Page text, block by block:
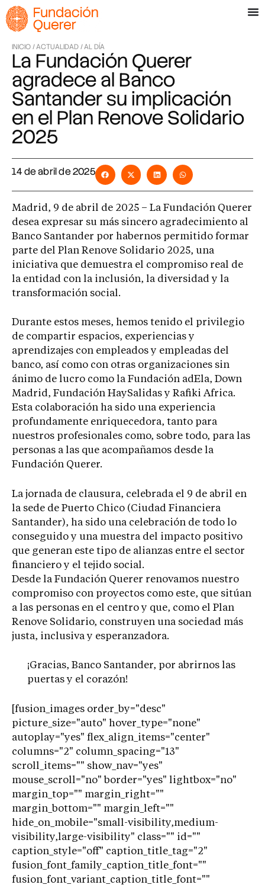
INICIO /ACTUALIDAD /AL DÍA
La Fundación Querer
agradece al Banco
Santander su implicación
en el Plan Renove Solidario
2025
14 de abril de 2025
Madrid, 9 de abril de 2025 – La Fundación Querer
desea expresar su más sincero agradecimiento al
Banco Santander por habernos permitido formar
parte del Plan Renove Solidario 2025, una
iniciativa que demuestra el compromiso real de
la entidad con la inclusión, la diversidad y la
transformación social.
Durante estos meses, hemos tenido el privilegio
de compartir espacios, experiencias y
aprendizajes con empleados y empleadas del
banco, así como con otras organizaciones sin
ánimo de lucro como la Fundación adEla, Down
Madrid, Fundación HaySalidas y Rafiki Africa.
Esta colaboración ha sido una experiencia
profundamente enriquecedora, tanto para
nuestros profesionales como, sobre todo, para las
personas a las que acompañamos desde la
Fundación Querer.
La jornada de clausura, celebrada el 9 de abril en
la sede de Puerto Chico (Ciudad Financiera
Santander), ha sido una celebración de todo lo
conseguido y una muestra del impacto positivo
que generan este tipo de alianzas entre el sector
financiero y el tejido social.
Desde la Fundación Querer renovamos nuestro
compromiso con proyectos como este, que sitúan
a las personas en el centro y que, como el Plan
Renove Solidario, construyen una sociedad más
justa, inclusiva y esperanzadora.
¡Gracias, Banco Santander, por abrirnos las
puertas y el corazón!
[fusion_images order_by="desc"
picture_size="auto" hover_type="none"
autoplay="yes" flex_align_items="center"
columns="2" column_spacing="13"
scroll_items="" show_nav="yes"
mouse_scroll="no" border="yes" lightbox="no"
margin_top="" margin_right=""
margin_bottom="" margin_left=""
hide_on_mobile="small-visibility,medium-
visibility,large-visibility" class="" id=""
caption_style="off" caption_title_tag="2"
fusion_font_family_caption_title_font=""
fusion_font_variant_caption_title_font=""